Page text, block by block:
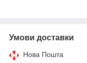
Умови доставки
Нова Пошта